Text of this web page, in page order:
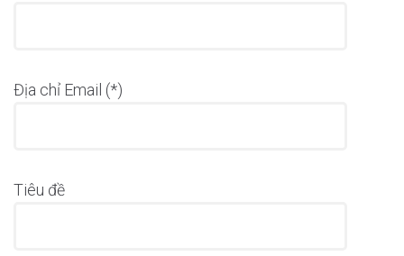
Địa chỉ Email (*)
Tiêu đề